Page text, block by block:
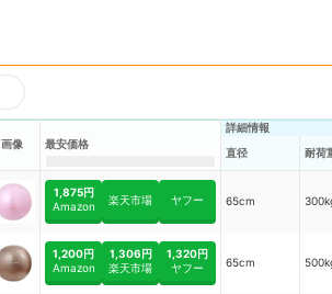
画像 最安価格
詳細情報
直径
耐荷
1,875円
Amazon
楽天市場 ヤフー 65cm
1,200円
Amazon
1,306円
楽天市場
1,320円
ヤフー
65cm